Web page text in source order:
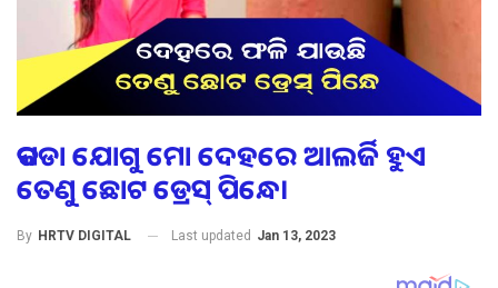
କପଡା ଯୋଗୁ ମୋ ଦେହରେ ଆଲର୍ଜି ହୁଏ
ତେଣୁ ଛୋଟ ଡ୍ରେସ୍ ପିନ୍ଧେ।
By HRTV DIGITAL Last updated Jan 13, 2023